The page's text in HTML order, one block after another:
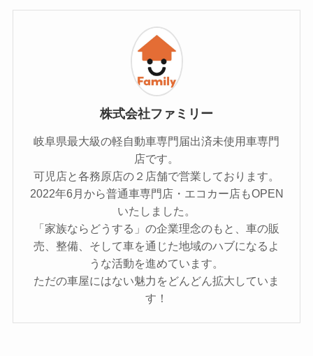
株式会社ファミリー
岐阜県最大級の軽自動車専門届出済未使用車専門
店です。
可児店と各務原店の２店舗で営業しております。
2022年6月から普通車専門店・エコカー店もOPEN
いたしました。
「家族ならどうする」の企業理念のもと、車の販
売、整備、そして車を通じた地域のハブになるよ
うな活動を進めています。
ただの車屋にはない魅力をどんどん拡大していま
す！